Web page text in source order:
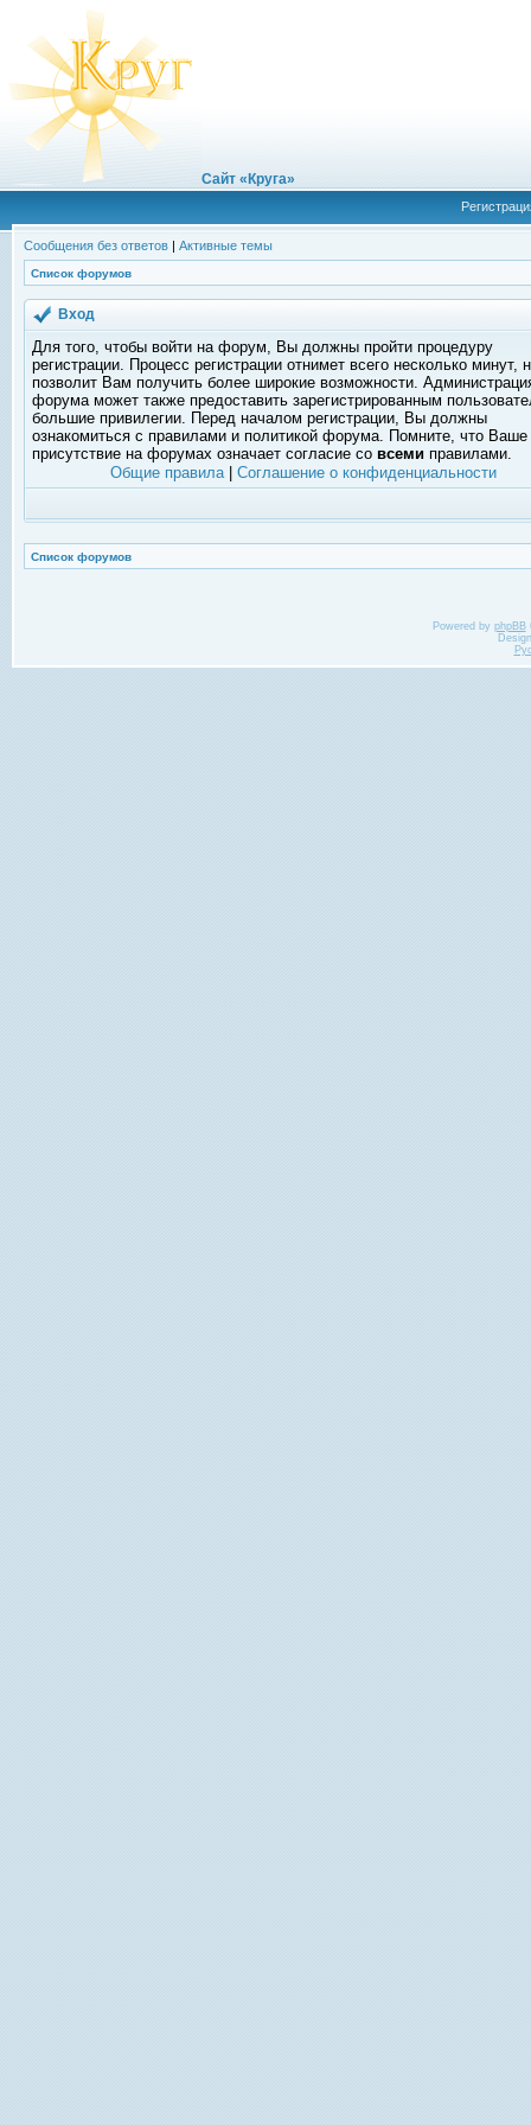
Сайт «Круга»
Сообщения без ответов | Активные темы
Список форумов
Вход
Для того, чтобы войти на форум, Вы должны пройти процедуру
регистрации. Процесс регистрации отнимет всего несколько минут,
позволит Вам получить более широкие возможности.
форума может также предоставить зарегистрированным
большие привилегии. Перед началом регистрации, Вы должны
ознакомиться с правилами и политикой форума. Помните, что Ваше
присутствие на форумах означает согласие со всеми правилами.
Общие правила| Соглашение о конфиденциальности
Список форумов
Powered by phpBB